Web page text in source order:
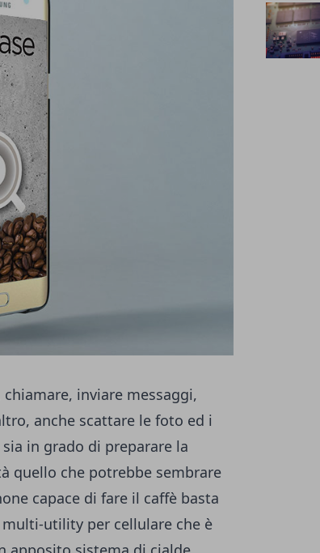
inviare messaggi,
anche scattare le foto ed i
in grado di preparare la
quello che potrebbe sembrare
capace di fare il caffè basta
utility per cellulare che è